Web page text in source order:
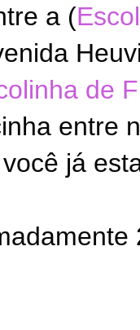
a (
de
entre
já